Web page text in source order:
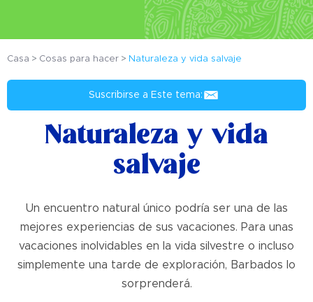
Casa Cosas para hacer Naturaleza y vida salvaje
Suscribirse a Este tema:
Naturaleza y vida
salvaje
Un encuentro natural único podría ser una de las
mejores experiencias de sus vacaciones. Para unas
vacaciones inolvidables en la vida silvestre o incluso
simplemente una tarde de exploración, Barbados lo
sorprenderá.